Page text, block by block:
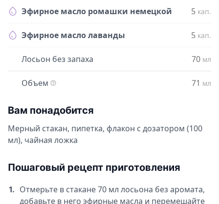
Эфирное масло ромашки немецкой 5 кап.
Эфирное масло лаванды 5 кап.
Лосьон без запаха 70 мл
Объем 71 мл
Вам понадобится
Мерный стакан, пипетка, флакон с дозатором (100
мл), чайная ложка
Пошаговый рецепт приготовления
1. Отмерьте в стакане 70 мл лосьона без аромата,
добавьте в него эфирные масла и перемешайте